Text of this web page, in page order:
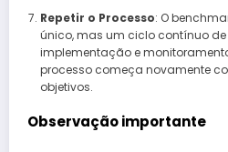
Repetir o Processo: O
único, mas um ciclo contínuo de
implementação e
processo começa novamente
objetivos.
Observação importante